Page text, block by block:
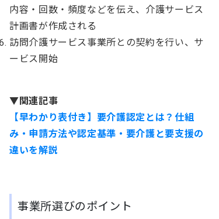
内容・回数・頻度などを伝え、介護サービス
計画書が作成される
訪問介護サービス事業所との契約を行い、サ
ービス開始
▼関連記事
【早わかり表付き】要介護認定とは？仕組
み・申請方法や認定基準・要介護と要支援の
違いを解説
事業所選びのポイント